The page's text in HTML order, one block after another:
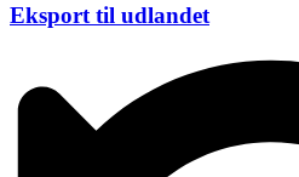
Eksport til udlandet